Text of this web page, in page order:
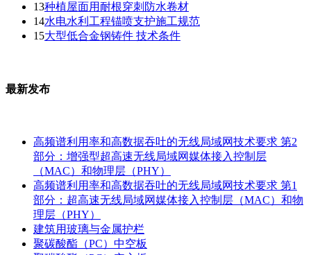
13种植屋面用耐根穿刺防水卷材
14水电水利工程锚喷支护施工规范
15大型低合金钢铸件 技术条件
最新发布
高频谱利用率和高数据吞吐的无线局域网技术要求 第2
部分：增强型超高速无线局域网媒体接入控制层
（MAC）和物理层（PHY）
高频谱利用率和高数据吞吐的无线局域网技术要求 第1
部分：超高速无线局域网媒体接入控制层（MAC）和物
理层（PHY）
建筑用玻璃与金属护栏
聚碳酸酯（PC）中空板